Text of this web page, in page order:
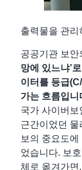
출력물을 관
공공기관 보
망에 있느냐’
이터를 등급
가는 흐름입니
국가 사이버보
근간이었던 물
보의 중요도
었습니다. 보
체로 옮겨가면